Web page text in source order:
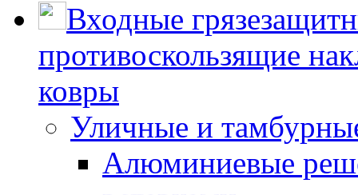
Входные
противоскользящие
ковры
Уличные и
Алюминиевые